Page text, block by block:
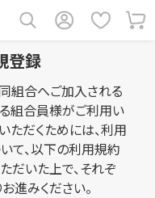
登録
組合へご加入される
組合員様がご利用い
ただくためには、利用
て、以下の利用規約
だいた上で、それぞ
進みください。